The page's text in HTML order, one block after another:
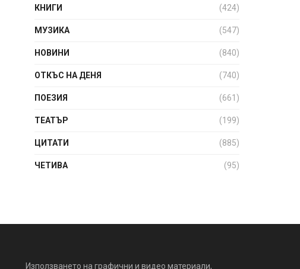
КНИГИ (424)
МУЗИКА (547)
НОВИНИ (840)
ОТКЪС НА ДЕНЯ (740)
ПОЕЗИЯ (661)
ТЕАТЪР (199)
ЦИТАТИ (885)
ЧЕТИВА (95)
Използването на графични и видео материали,